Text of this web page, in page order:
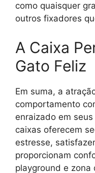
como quaisquer
outros fixadores
A Caixa
Gato Feliz
Em suma, a
comportamento
enraizado em
caixas oferecem
estresse,
proporcionam
playground e